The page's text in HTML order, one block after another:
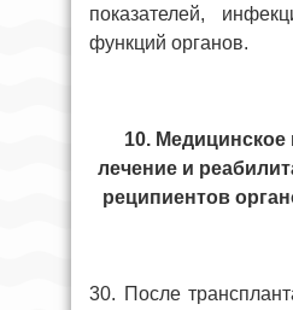
показателей,
функций органов.
10.
лечение и
реципиентов
30. После